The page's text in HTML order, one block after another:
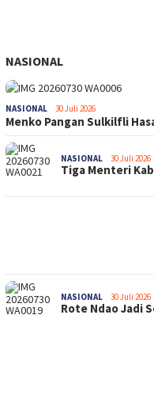
NASIONAL
NASIONAL 30 Juli 2026
Menko Pangan Sulkilfli
NASIONAL 30 Juli 2026
Tiga Menteri
NASIONAL 30 Juli 2026
Rote Ndao Jadi